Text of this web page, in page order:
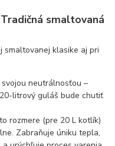
smaltovaná
smaltovanej klasike aj pri
neutrálnosťou –
litrový guláš bude chutiť
rozmere (pre 20 L kotlík)
Zabraňuje úniku tepla,